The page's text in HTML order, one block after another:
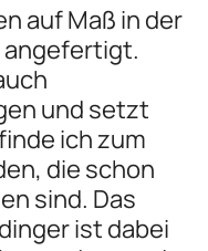
auf Maß in der
und setzt
ich zum
die schon
sind. Das
ist dabei